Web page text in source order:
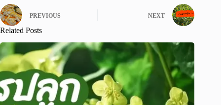
PREVIOUS NEXT
Related Posts